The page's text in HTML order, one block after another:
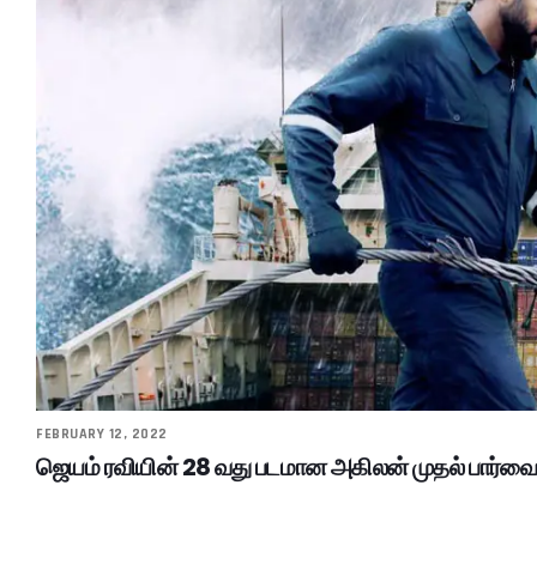
FEBRUARY 12, 2022
ஜெயம் ரவியின் 28 வது படமான அகிலன் முதல்